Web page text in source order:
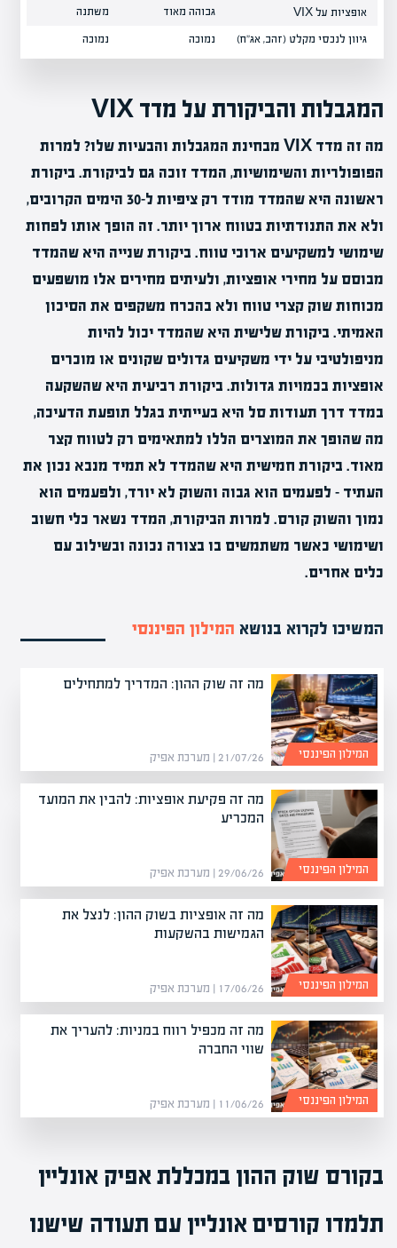
אופציות על VIX גבוהה מאוד משתנה
גיוון לנכסי מקלט (זהב, אג"ח) נמוכה נמוכה
המגבלות והביקורת על מדד VIX
מה זה מדד VIX מבחינת המגבלות והבעיות שלו? למרות
הפופולריות והשימושיות, המדד זוכה גם לביקורת. ביקורת
ראשונה היא שהמדד מודד רק ציפיות ל-30 הימים הקרובים,
ולא את התנודתיות בטווח ארוך יותר. זה הופך אותו לפחות
שימושי למשקיעים ארוכי טווח. ביקורת שנייה היא שהמדד
מבוסס על מחירי אופציות, ולעיתים מחירים אלו מושפעים
מכוחות שוק קצרי טווח ולא בהכרח משקפים את הסיכון
האמיתי. ביקורת שלישית היא שהמדד יכול להיות
מניפולטיבי על ידי משקיעים גדולים שקונים או מוכרים
אופציות בכמויות גדולות. ביקורת רביעית היא שהשקעה
במדד דרך תעודות סל היא בעייתית בגלל תופעת הדעיכה,
מה שהופך את המוצרים הללו למתאימים רק לטווח קצר
מאוד. ביקורת חמישית היא שהמדד לא תמיד מנבא נכון את
העתיד – לפעמים הוא גבוה והשוק לא יורד, ולפעמים הוא
נמוך והשוק קורס. למרות הביקורת, המדד נשאר כלי חשוב
ושימושי כאשר משתמשים בו בצורה נכונה ובשילוב עם
כלים אחרים.
המשיכו לקרוא בנושא המילון הפיננסי
מה זה שוק ההון: המדריך למתחילים
21/07/26 | מערכת אפיק המילון הפיננסי
מה זה פקיעת אופציות: להבין את המועד
המכריע
29/06/26 | מערכת אפיק המילון הפיננסי
מה זה אופציות בשוק ההון: לנצל את
הגמישות בהשקעות
17/06/26 | מערכת אפיק המילון הפיננסי
מה זה מכפיל רווח במניות: להעריך את
שווי החברה
11/06/26 | מערכת אפיק המילון הפיננסי
בקורס שוק ההון במכללת אפיק אונליין
תלמדו קורסים אונליין עם תעודה שישנו